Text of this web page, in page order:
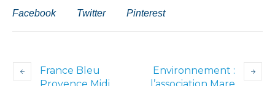
Facebook Twitter Pinterest
France Bleu
Environnement :